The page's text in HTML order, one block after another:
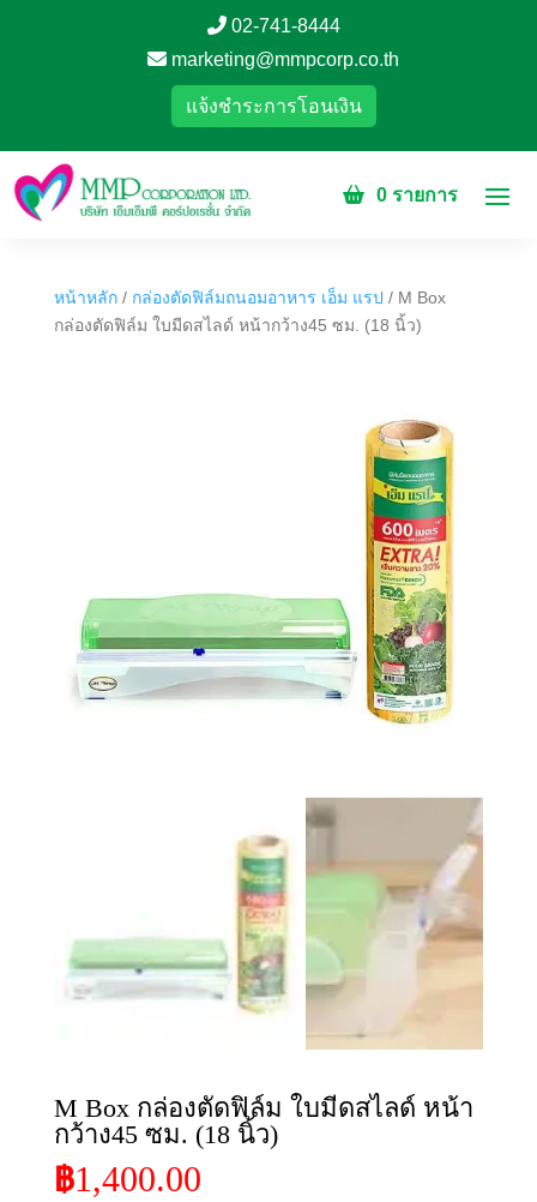
02-741-8444
marketing@mmpcorp.co.th
แจ้งชำระการโอนเงิน
0 รายการ
หน้าหลัก/ กล่องตัดฟิล์มถนอมอาหาร เอ็ม แรป / M Box
กล่องตัดฟิล์ม ใบมีดสไลด์ หน้ากว้าง45 ซม. (18 นิ้ว)
M Box กล่องตัดฟิล์ม ใบมีดสไลด์ หน้า
กว้าง45 ซม. (18 นิ้ว)
฿1,400.00